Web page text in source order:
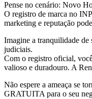
Pense no cenário: Novo
O registro de marca no
marketing e reputação
Imagine a tranquilidade de
judiciais.
Com o registro oficial,
valioso e duradouro. A
Não espere a ameaça se
GRATUITA para o seu